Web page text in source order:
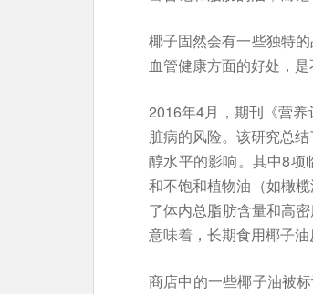
椰子固然会有一些独特
血管健康方面的好处，
2016年4月，期刊《营
脏病的风险。该研究总
醇水平的影响。其中8项
和不饱和植物油（如橄
了体内总脂肪含量和高
意味着，长期食用椰子油
商店中的一些椰子油被